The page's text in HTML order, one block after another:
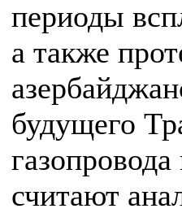
периоды
а также
будущего
считают